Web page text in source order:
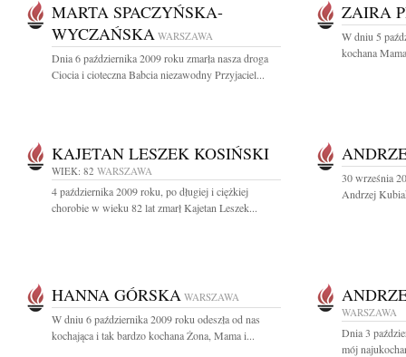
MARTA SPACZYŃSKA-
WYCZAŃSKA WARSZAWA
Dnia 6 października 2009 roku zmarła nasza droga
Ciocia i cioteczna Babcia niezawodny Przyjaciel...
ZAIRA
W dniu 5
kochana
KAJETAN LESZEK KOSIŃSKI
WIEK: 82 WARSZAWA
4 października 2009 roku, po długiej i ciężkiej
chorobie w wieku 82 lat zmarł Kajetan Leszek...
30 września
Andrzej
HANNA GÓRSKA WARSZAWA
W dniu 6 października 2009 roku odeszła od nas
kochająca i tak bardzo kochana Żona, Mama i...
WARSZAWA
Dnia 3
mój